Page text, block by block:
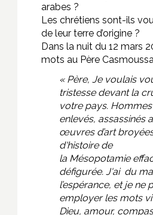
arabes ?
Les chrétiens sont-ils
de leur terre d’origine ?
Dans la nuit du 12 mars
mots au Père
« Père, Je voulais
tristesse devant la
votre pays.
enlevés, assassinés
œuvres d’art
d'histoire de
la Mésopotamie
défigurée. J'ai du
l’espérance, et je ne
employer les mots
Dieu, amour,